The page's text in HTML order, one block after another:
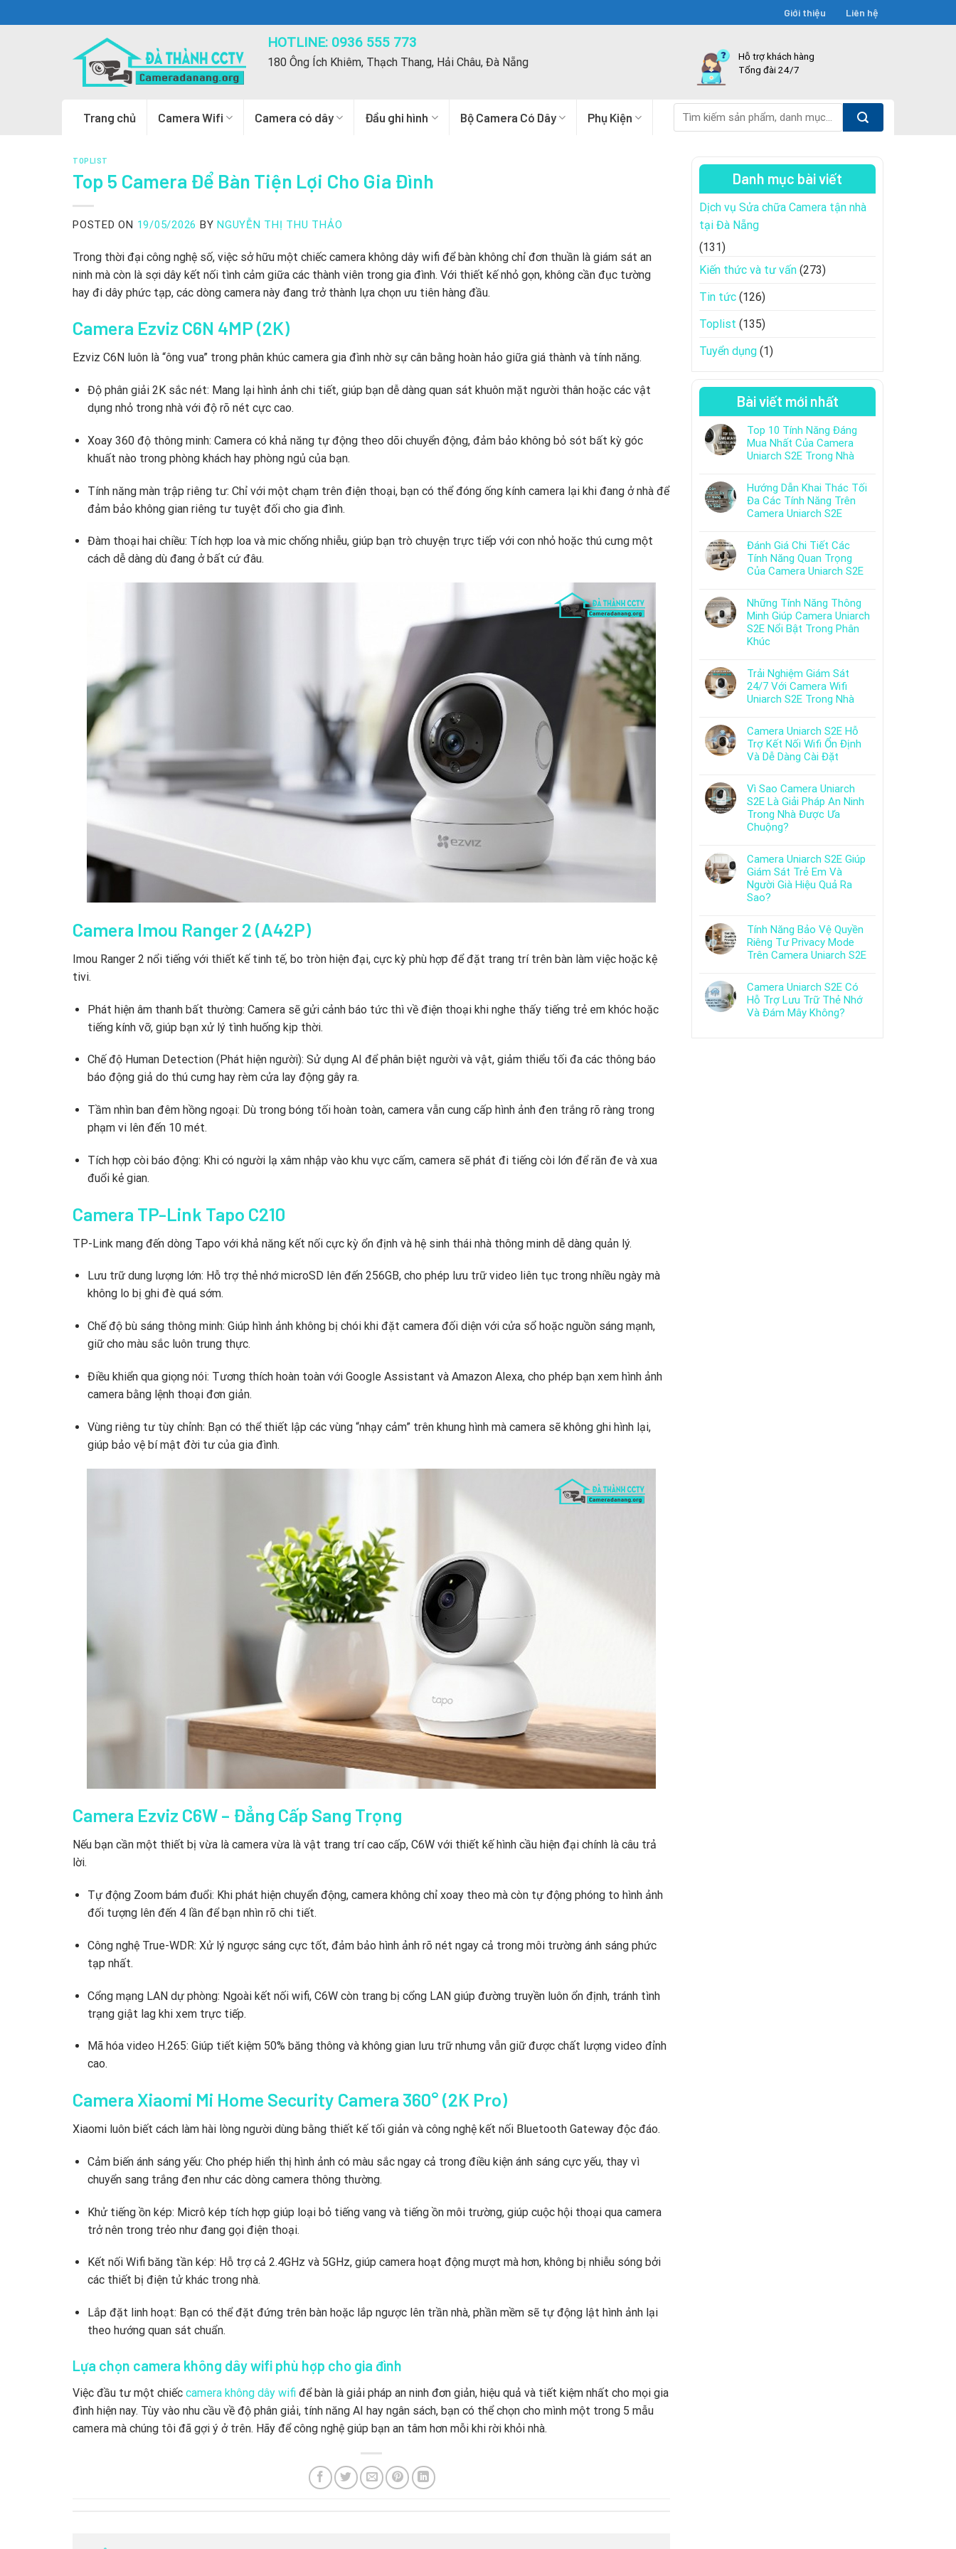
to
Giới thiệu Liên hệ
HOTLINE: 0936 555 773
180 Ông Ích Khiêm, Thạch Thang, Hải Châu, Đà Nẵng
Hỗ trợ khách hàng
Tổng đài 24/7
Trang chủ Camera Wifi Camera có dây Đầu ghi hình Bộ Camera Có Dây Phụ Kiện
kiếm:
TOPLIST
Top 5 Camera Để Bàn Tiện Lợi Cho Gia Đình
POSTED ON 19/05/2026 BY NGUYỄN THỊ THU THẢO
Trong thời đại công nghệ số, việc sở hữu một chiếc camera không dây wifi để bàn không chỉ đơn thuần là giám sát an
ninh mà còn là sợi dây kết nối tình cảm giữa các thành viên trong gia đình. Với thiết kế nhỏ gọn, không cần đục tường
hay đi dây phức tạp, các dòng camera này đang trở thành lựa chọn ưu tiên hàng đầu.
Camera Ezviz C6N 4MP (2K)
Ezviz C6N luôn là “ông vua” trong phân khúc camera gia đình nhờ sự cân bằng hoàn hảo giữa giá thành và tính năng.
Độ phân giải 2K sắc nét: Mang lại hình ảnh chi tiết,giúp bạn dễ dàng quan sát khuôn mặt người thân hoặc các vật
dụng nhỏ trong nhà với độ rõ nét cực cao.
Xoay 360 độ thông minh: Camera có khả năng tự động theo dõi chuyển động,đảm bảo không bỏ sót bất kỳ góc
khuất nào trong phòng khách hay phòng ngủ của bạn.
Tính năng màn trập riêng tư: Chỉ với một chạm trên điện thoại,bạn có thể đóng ống kính camera lại khi đang ở nhà để
đảm bảo không gian riêng tư tuyệt đối cho gia đình.
Đàm thoại hai chiều: Tích hợp loa và mic chống nhiễu,giúp bạn trò chuyện trực tiếp với con nhỏ hoặc thú cưng một
cách dễ dàng dù đang ở bất cứ đâu.
Camera Imou Ranger 2 (A42P)
Imou Ranger 2 nổi tiếng với thiết kế tinh tế, bo tròn hiện đại, cực kỳ phù hợp để đặt trang trí trên bàn làm việc hoặc kệ
tivi.
Phát hiện âm thanh bất thường: Camera sẽ gửi cảnh báo tức thì về điện thoại khi nghe thấy tiếng trẻ em khóc hoặc
tiếng kính vỡ,giúp bạn xử lý tình huống kịp thời.
Chế độ Human Detection (Phát hiện người): Sử dụng AI để phân biệt người và vật,giảm thiểu tối đa các thông báo
báo động giả do thú cưng hay rèm cửa lay động gây ra.
Tầm nhìn ban đêm hồng ngoại: Dù trong bóng tối hoàn toàn,camera vẫn cung cấp hình ảnh đen trắng rõ ràng trong
phạm vi lên đến 10 mét.
Tích hợp còi báo động: Khi có người lạ xâm nhập vào khu vực cấm,camera sẽ phát đi tiếng còi lớn để răn đe và xua
đuổi kẻ gian.
Camera TP-Link Tapo C210
TP-Link mang đến dòng Tapo với khả năng kết nối cực kỳ ổn định và hệ sinh thái nhà thông minh dễ dàng quản lý.
Lưu trữ dung lượng lớn: Hỗ trợ thẻ nhớ microSD lên đến 256GB,cho phép lưu trữ video liên tục trong nhiều ngày mà
không lo bị ghi đè quá sớm.
Chế độ bù sáng thông minh: Giúp hình ảnh không bị chói khi đặt camera đối diện với cửa sổ hoặc nguồn sáng mạnh,
giữ cho màu sắc luôn trung thực.
Điều khiển qua giọng nói: Tương thích hoàn toàn với Google Assistant và Amazon Alexa,cho phép bạn xem hình ảnh
camera bằng lệnh thoại đơn giản.
Vùng riêng tư tùy chỉnh: Bạn có thể thiết lập các vùng “nhạy cảm” trên khung hình mà camera sẽ không ghi hình lại,
giúp bảo vệ bí mật đời tư của gia đình.
Camera Ezviz C6W – Đẳng Cấp Sang Trọng
Nếu bạn cần một thiết bị vừa là camera vừa là vật trang trí cao cấp, C6W với thiết kế hình cầu hiện đại chính là câu trả
lời.
Tự động Zoom bám đuổi: Khi phát hiện chuyển động,camera không chỉ xoay theo mà còn tự động phóng to hình ảnh
đối tượng lên đến 4 lần để bạn nhìn rõ chi tiết.
Công nghệ True-WDR: Xử lý ngược sáng cực tốt,đảm bảo hình ảnh rõ nét ngay cả trong môi trường ánh sáng phức
tạp nhất.
Cổng mạng LAN dự phòng: Ngoài kết nối wifi,C6W còn trang bị cổng LAN giúp đường truyền luôn ổn định,tránh tình
trạng giật lag khi xem trực tiếp.
Mã hóa video H.265: Giúp tiết kiệm 50% băng thông và không gian lưu trữ nhưng vẫn giữ được chất lượng video đỉnh
cao.
Camera Xiaomi Mi Home Security Camera 360° (2K Pro)
Xiaomi luôn biết cách làm hài lòng người dùng bằng thiết kế tối giản và công nghệ kết nối Bluetooth Gateway độc đáo.
Cảm biến ánh sáng yếu: Cho phép hiển thị hình ảnh có màu sắc ngay cả trong điều kiện ánh sáng cực yếu,thay vì
chuyển sang trắng đen như các dòng camera thông thường.
Khử tiếng ồn kép: Micrô kép tích hợp giúp loại bỏ tiếng vang và tiếng ồn môi trường,giúp cuộc hội thoại qua camera
trở nên trong trẻo như đang gọi điện thoại.
Kết nối Wifi băng tần kép: Hỗ trợ cả 2.4GHz và 5GHz,giúp camera hoạt động mượt mà hơn,không bị nhiễu sóng bởi
các thiết bị điện tử khác trong nhà.
Lắp đặt linh hoạt: Bạn có thể đặt đứng trên bàn hoặc lắp ngược lên trần nhà,phần mềm sẽ tự động lật hình ảnh lại
theo hướng quan sát chuẩn.
Lựa chọn camera không dây wifi phù hợp cho gia đình
Việc đầu tư một chiếc camera không dây wifi để bàn là giải pháp an ninh đơn giản, hiệu quả và tiết kiệm nhất cho mọi gia
đình hiện nay. Tùy vào nhu cầu về độ phân giải, tính năng AI hay ngân sách, bạn có thể chọn cho mình một trong 5 mẫu
camera mà chúng tôi đã gợi ý ở trên. Hãy để công nghệ giúp bạn an tâm hơn mỗi khi rời khỏi nhà.
Danh mục bài viết
Dịch vụ Sửa chữa Camera tận nhà
tại Đà Nẵng
(131)
Kiến thức và tư vấn (273)
Tin tức (126)
Toplist (135)
Tuyển dụng (1)
Bài viết mới nhất
Top 10 Tính Năng Đáng
Mua Nhất Của Camera
Uniarch S2E Trong Nhà
Hướng Dẫn Khai Thác Tối
Đa Các Tính Năng Trên
Camera Uniarch S2E
Đánh Giá Chi Tiết Các
Tính Năng Quan Trọng
Của Camera Uniarch S2E
Những Tính Năng Thông
Minh Giúp Camera Uniarch
S2E Nổi Bật Trong Phân
Khúc
Trải Nghiệm Giám Sát
24/7 Với Camera Wifi
Uniarch S2E Trong Nhà
Camera Uniarch S2E Hỗ
Trợ Kết Nối Wifi Ổn Định
Và Dễ Dàng Cài Đặt
Vì Sao Camera Uniarch
S2E Là Giải Pháp An Ninh
Trong Nhà Được Ưa
Chuộng?
Camera Uniarch S2E Giúp
Giám Sát Trẻ Em Và
Người Già Hiệu Quả Ra
Sao?
Tính Năng Bảo Vệ Quyền
Riêng Tư Privacy Mode
Trên Camera Uniarch S2E
Camera Uniarch S2E Có
Hỗ Trợ Lưu Trữ Thẻ Nhớ
Và Đám Mây Không?